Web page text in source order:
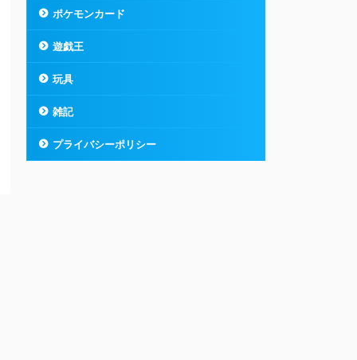
ポケモンカード
遊戯王
玩具
雑記
プライバシーポリシー